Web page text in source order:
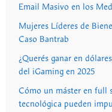
Email Masivo en los
Mujeres Líderes de
Caso Bantrab
¿Querés ganar en
del iGaming en 2025
Cómo un máster en full
tecnológica pueden